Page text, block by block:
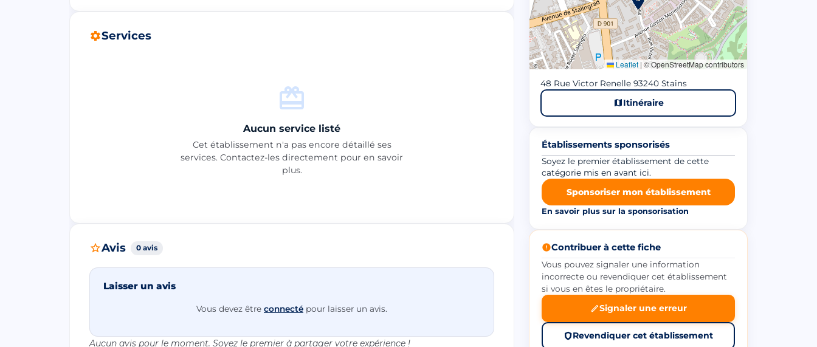
Services
Aucun service listé
Cet établissement n'a pas encore détaillé ses
services. Contactez-les directement pour en savoir
plus.
Avis 0 avis
Laisser un avis
Vous devez être connecté pour laisser un avis.
Aucun avis pour le moment. Soyez le premier à partager votre expérience !
Leaflet |© OpenStreetMap contributors
48 Rue Victor Renelle 93240 Stains
Itinéraire
Établissements sponsorisés
Soyez le premier établissement de cette
catégorie mis en avant ici.
Sponsoriser mon établissement
En savoir plus sur la sponsorisation
Contribuer à cette fiche
Vous pouvez signaler une information
incorrecte ou revendiquer cet établissement
si vous en êtes le propriétaire.
Signaler une erreur
Revendiquer cet établissement